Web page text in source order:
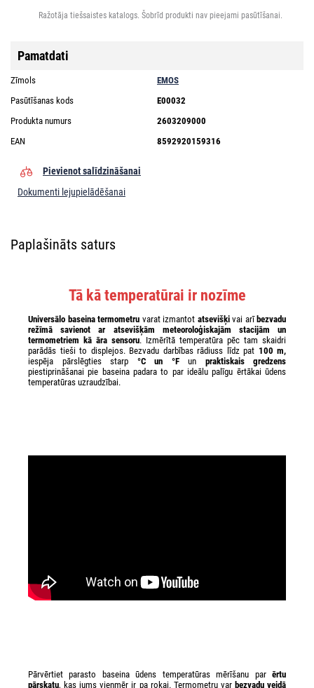
Ražotāja tiešsaistes katalogs. Šobrīd produkti nav pieejami pasūtīšanai.
Pamatdati
Zīmols
EMOS
Pasūtīšanas kods
E00032
Produkta numurs
2603209000
EAN
8592920159316
Pievienot salīdzināšanai
Dokumenti lejupielādēšanai
Paplašināts saturs
Tā kā temperatūrai ir nozīme
Universālo baseina termometru varat izmantot atsevišķivai arī bezvadu
režīmā savienot ar atsevišķām meteoroloģiskajām stacijām un
termometriem kā āra sensoru. Izmērītā temperatūra pēc tam skaidri
parādās tieši to displejos. Bezvadu darbības rādiuss līdz pat 100 m,
iespēja pārslēgties starp °C un °Fun praktiskais gredzens
piestiprināšanai pie baseina padara to par ideālu palīgu ērtākai ūdens
temperatūras uzraudzībai.
Pārvērtiet parasto baseina ūdens temperatūras mērīšanu par ērtu
pārskatu, kas jums vienmēr ir pa rokai. Termometru var bezvadu veidā